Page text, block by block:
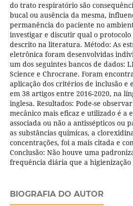
do trato respiratório são
bucal ou ausência da mesma,
permanência do paciente no
investigar e discutir qual o protocolo
descrito na literatura. Método: As
eletrônica foram desenvolvidas
um dos seguintes bancos de dados:
Science e Chrocrane. Foram
aplicação dos critérios de inclusão e
em 38 artigos entre 2016-2020, na
inglesa. Resultados: Pode-se
mecânico mais eficaz e utilizado é a
associada ou não a antissépticos ou
as substâncias químicas, a
concentrações, foi a mais citada e
Conclusão: Não houve uma
frequência diária que a
BIOGRAFIA DO AUTOR